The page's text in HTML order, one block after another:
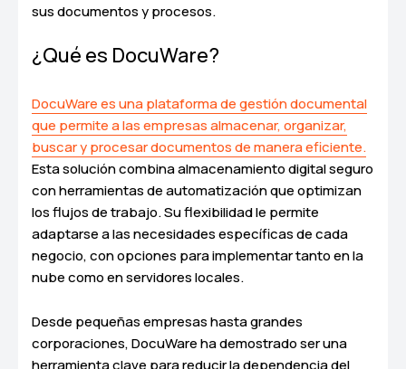
sus documentos y procesos.
¿Qué es DocuWare?
DocuWare es una plataforma de gestión documental
que permite a las empresas almacenar, organizar,
buscar y procesar documentos de manera eficiente.
Esta solución combina almacenamiento digital seguro
con herramientas de automatización que optimizan
los flujos de trabajo. Su flexibilidad le permite
adaptarse a las necesidades específicas de cada
negocio, con opciones para implementar tanto en la
nube como en servidores locales.
Desde pequeñas empresas hasta grandes
corporaciones, DocuWare ha demostrado ser una
herramienta clave para reducir la dependencia del